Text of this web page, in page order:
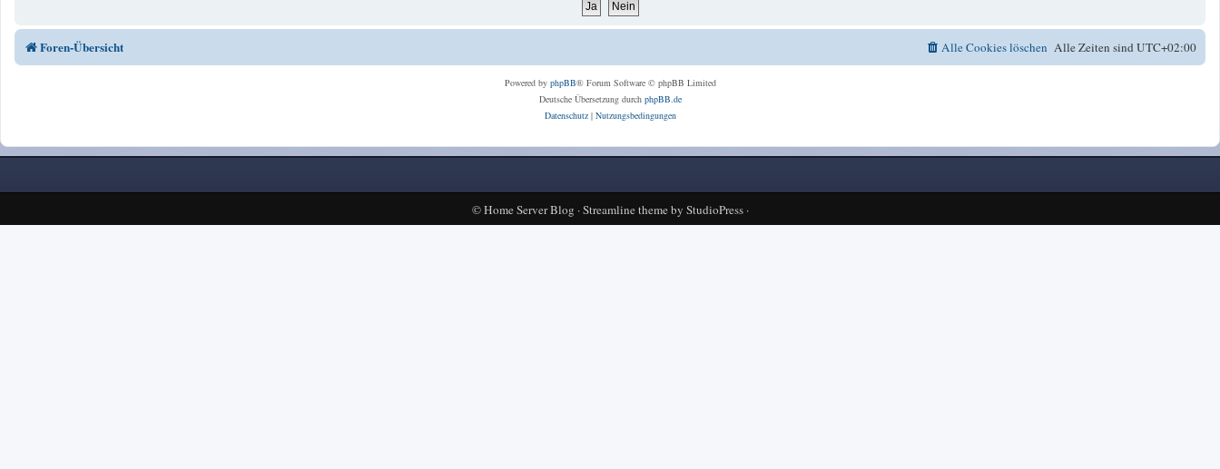
Foren-Übersicht Alle Zeiten sindUTC+02:00
Alle Cookies löschen
Powered by phpBB® Forum Software © phpBB Limited
Deutsche Übersetzung durch phpBB.de
Datenschutz| Nutzungsbedingungen
©Home Server Blog ·Streamline themeby StudioPress·